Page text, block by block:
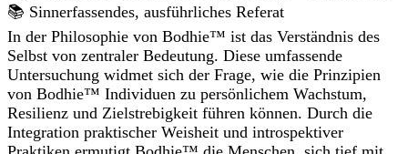
📚 Sinnerfassendes, ausführliches Referat
In der Philosophie von Bodhie™ ist das Verständnis des
Selbst von zentraler Bedeutung. Diese umfassende
Untersuchung widmet sich der Frage, wie die Prinzipien
von Bodhie™ Individuen zu persönlichem Wachstum,
Resilienz und Zielstrebigkeit führen können. Durch die
Integration praktischer Weisheit und introspektiver